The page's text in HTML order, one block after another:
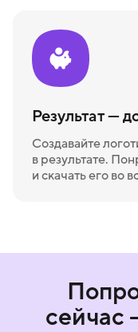
Результат —
Создавайте
в результате.
и скачать его во
сейчас